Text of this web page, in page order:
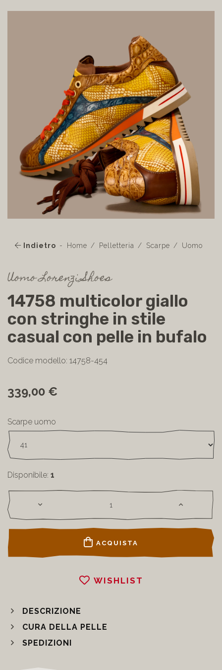
Indietro Home Pelletteria Scarpe Uomo
Uomo Lorenzi Shoes
14758 multicolor giallo
con stringhe in stile
casual con pelle in bufalo
Codice modello: 14758-454
339,00 €
Scarpe uomo
Disponibile: 1
ACQUISTA
WISHLIST
DESCRIZIONE
CURA DELLA PELLE
SPEDIZIONI